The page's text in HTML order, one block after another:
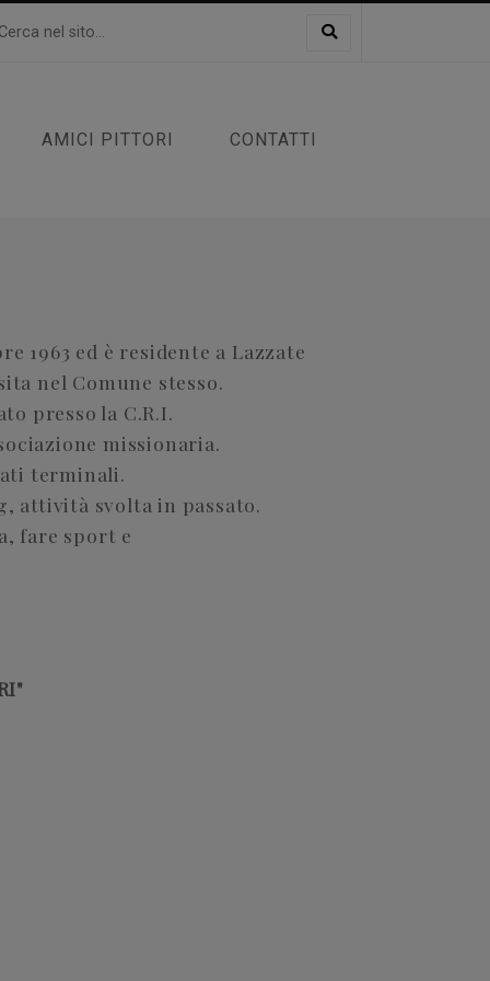
AMICI PITTORI CONTATTI
1963 ed è residente a Lazzate
nel Comune stesso.
presso la C.R.I.
missionaria.
terminali.
attività svolta in passato.
fare sport e